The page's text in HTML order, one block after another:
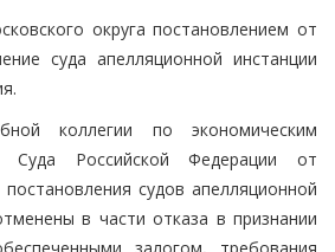
округа постановлением от
суда апелляционной инстанции
коллегии по экономическим
Суда Российской Федерации от
судов апелляционной
в части отказа в признании